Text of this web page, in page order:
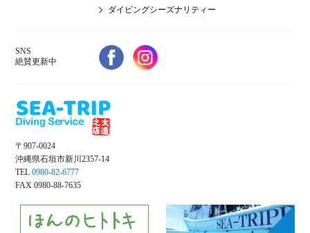
ダイビングシーズナリティー
SNS
絶賛更新中
〒907-0024
沖縄県石垣市新川2357-14
TEL 0980-82-6777
FAX 0980-88-7635